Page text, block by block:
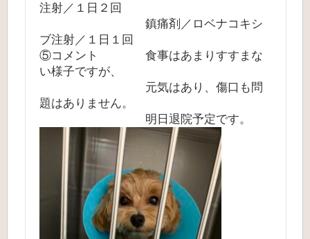
注射／１日２回
鎮痛剤／ロベナコキシ
ブ注射／１日１回
⑤コメント 食事はあまりすすまな
い様子ですが、
元気はあり、傷口も問
題はありません。
明日退院予定です。